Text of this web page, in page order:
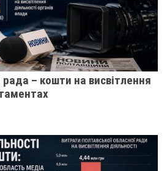
– кошти на висвітлення